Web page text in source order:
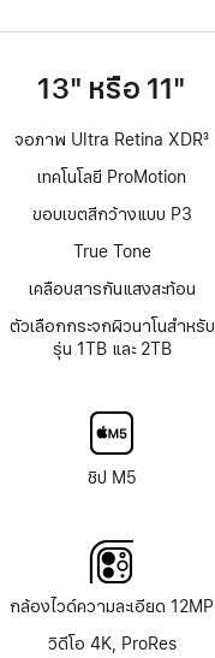
13" หรือ 11"
จอภาพ Ultra Retina XDR
เชิงอรรถ
3
เทคโนโลยี ProMotion
ขอบเขตสีกว้างแบบ P3
True Tone
เคลือบสารกันแสงสะท้อน
ตัวเลือกกระจกผิวนาโนสำหรับ
รุ่น 1TB และ 2TB
ชิป M5
กล้องไวด์ความละเอียด 12MP
วิดีโอ 4K, ProRes